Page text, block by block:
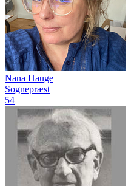
Nana Hauge
Sognepræst
54